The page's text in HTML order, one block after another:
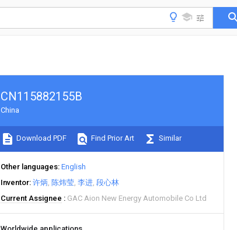
CN115882155B
China
Download PDF Find Prior Art Similar
Other languages English
Inventor 许炳 陈炜莹 李进 段心林
Current Assignee
GAC Aion New Energy Automobile Co Ltd